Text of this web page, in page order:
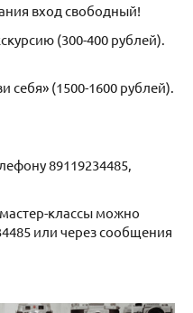
вход свободный!
(300-400 рублей).
себя» (1500-1600 рублей).
89119234485,
классы можно
или через сообщения